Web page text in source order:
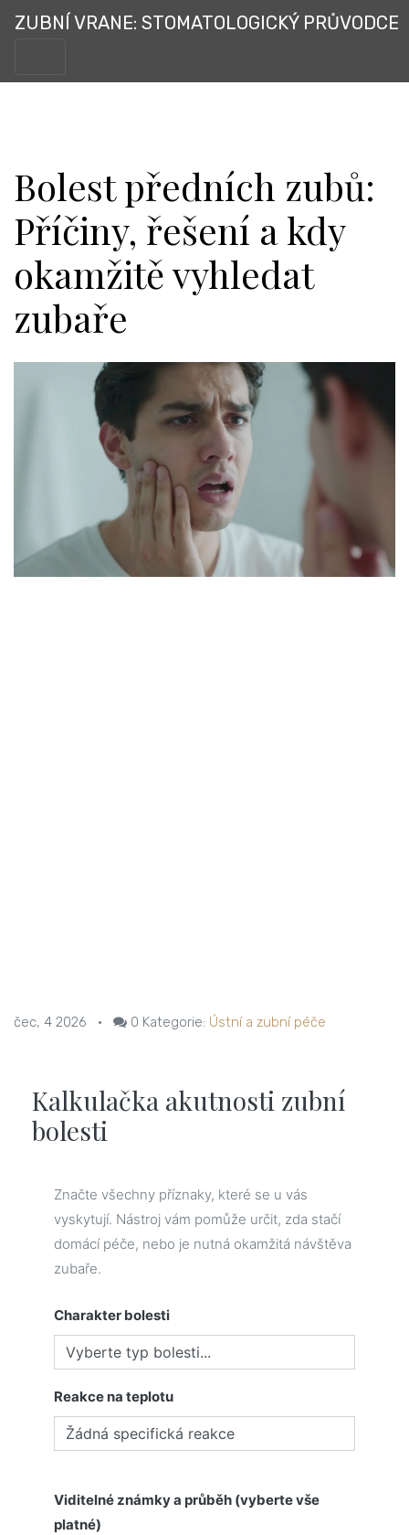
ZUBNÍ VRANE: STOMATOLOGICKÝ PRŮVODCE
Bolest předních zubů:
Příčiny, řešení a kdy
okamžitě vyhledat
zubaře
čec, 4 2026 • 0 Kategorie: Ústní a zubní péče
Kalkulačka akutnosti zubní
bolesti
Značte všechny příznaky, které se u vás
vyskytují. Nástroj vám pomůže určit, zda stačí
domácí péče, nebo je nutná okamžitá návštěva
zubaře.
Charakter bolesti
Reakce na teplotu
Viditelné známky a průběh (vyberte vše
platné)